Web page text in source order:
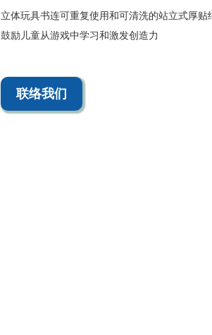
立体玩具书连可重复使用和可清洗的站立式厚贴
鼓励儿童从游戏中学习和激发创造力
联络我们